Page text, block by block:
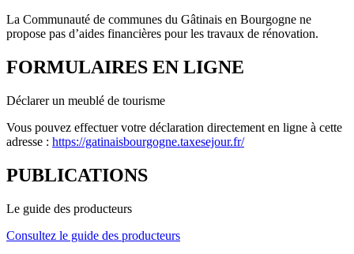
La Communauté de communes du Gâtinais en Bourgogne ne
propose pas d’aides financières pour les travaux de rénovation.
FORMULAIRES EN LIGNE
Déclarer un meublé de tourisme
Vous pouvez effectuer votre déclaration directement en ligne à cette
adresse : https://gatinaisbourgogne.taxesejour.fr/
PUBLICATIONS
Le guide des producteurs
Consultez le guide des producteurs